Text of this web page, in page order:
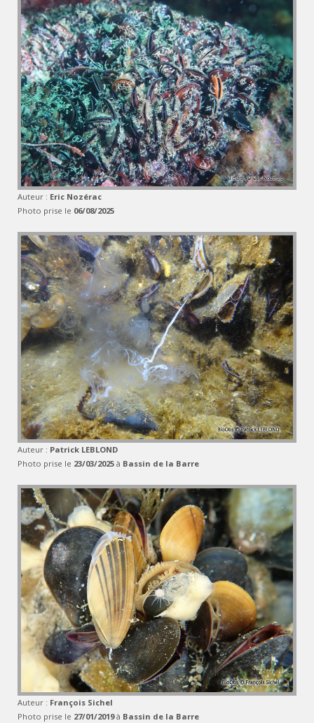
Auteur : Eric Nozérac
Photo prise le 06/08/2025
Auteur : Patrick LEBLOND
Photo prise le 23/03/2025 à Bassin de la Barre
Auteur : François Sichel
Photo prise le 27/01/2019à Bassin de la Barre